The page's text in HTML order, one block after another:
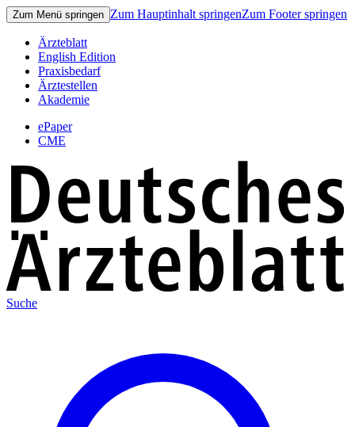
Zum Menü springen Zum Hauptinhalt springenZum Footer springen
Ärzteblatt
English Edition
Praxisbedarf
Ärztestellen
Akademie
ePaper
CME
Suche